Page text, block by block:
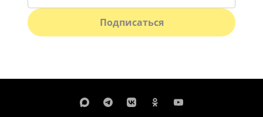
Подписаться